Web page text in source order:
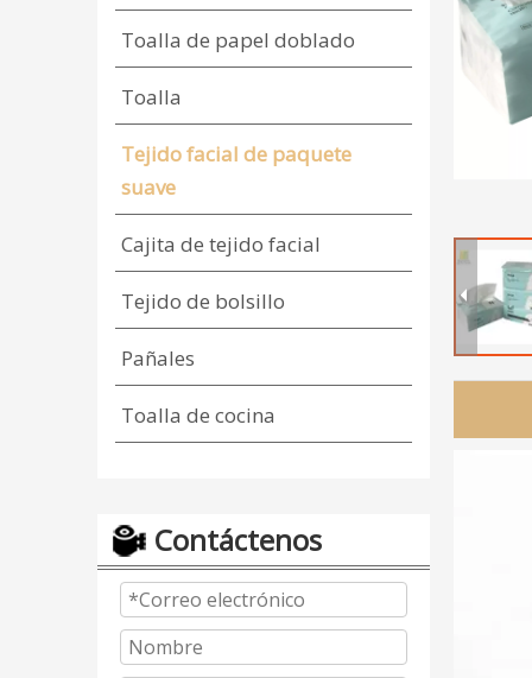
Toalla de papel doblado
Toalla
Tejido facial de paquete
suave
Cajita de tejido facial
Tejido de bolsillo
Pañales
Toalla de cocina
Contáctenos